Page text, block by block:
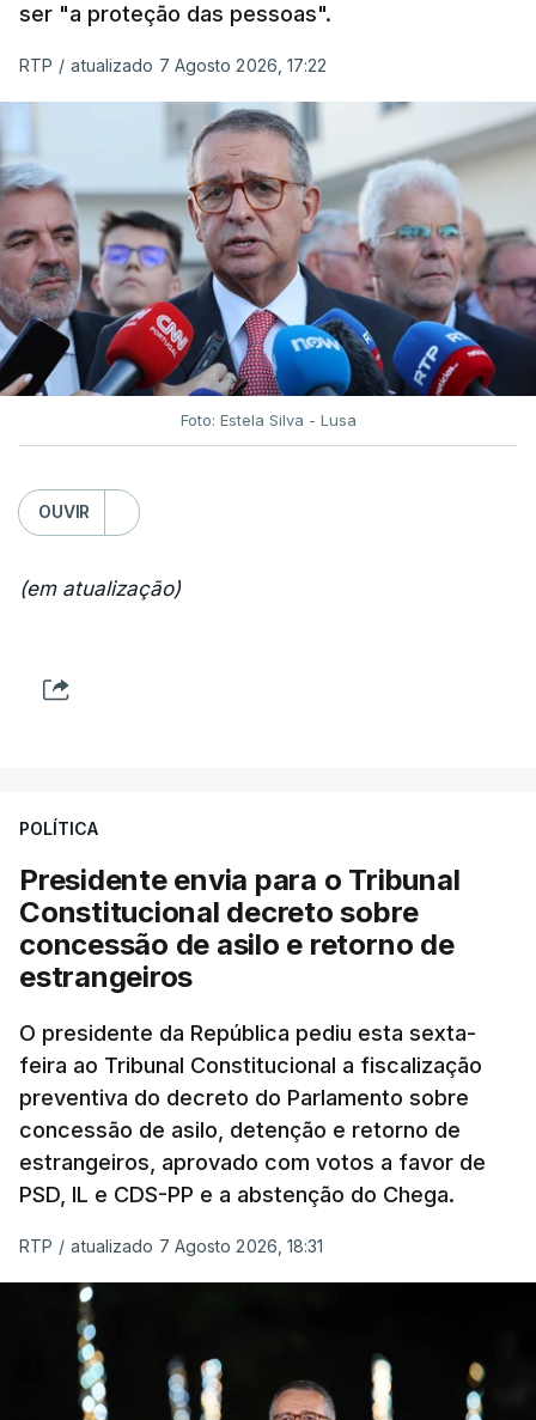
ser "a proteção das pessoas".
RTP / atualizado 7 Agosto 2026, 17:22
Foto: Estela Silva - Lusa
OUVIR
(em atualização)
POLÍTICA
Presidente envia para o Tribunal
Constitucional decreto sobre
concessão de asilo e retorno de
estrangeiros
O presidente da República pediu esta sexta-
feira ao Tribunal Constitucional a fiscalização
preventiva do decreto do Parlamento sobre
concessão de asilo, detenção e retorno de
estrangeiros, aprovado com votos a favor de
PSD, IL e CDS-PP e a abstenção do Chega.
RTP / atualizado 7 Agosto 2026, 18:31